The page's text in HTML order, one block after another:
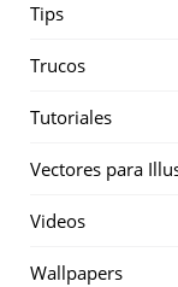
Tips
Trucos
Tutoriales
Vectores para
Videos
Wallpapers